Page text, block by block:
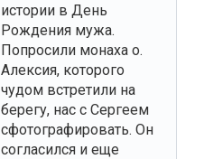
истории в День
Рождения мужа.
Попросили монаха о.
Алексия, которого
чудом встретили на
берегу, нас с Сергеем
сфотографировать. Он
согласился и еще